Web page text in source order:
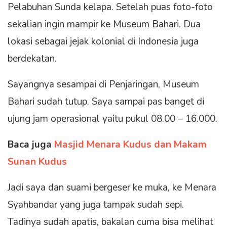
Pelabuhan Sunda kelapa. Setelah puas foto-foto
sekalian ingin mampir ke Museum Bahari. Dua
lokasi sebagai jejak kolonial di Indonesia juga
berdekatan.
Sayangnya sesampai di Penjaringan, Museum
Bahari sudah tutup. Saya sampai pas banget di
ujung jam operasional yaitu pukul 08.00 – 16.000.
Baca juga Masjid Menara Kudus dan Makam
Sunan Kudus
Jadi saya dan suami bergeser ke muka, ke Menara
Syahbandar yang juga tampak sudah sepi.
Tadinya sudah apatis, bakalan cuma bisa melihat